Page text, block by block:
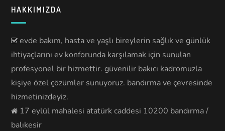
HAKKIMIZDA
evde bakım, hasta ve yaşlı bireylerin sağlık ve günlük
ihtiyaçlarını ev konforunda karşılamak için sunulan
profesyonel bir hizmettir. güvenilir bakıcı kadromuzla
kişiye özel çözümler sunuyoruz. bandırma ve çevresinde
hizmetinizdeyiz.
17 eylül mahalesi atatürk caddesi 10200 bandırma /
balıkesir